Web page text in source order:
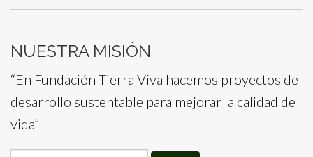
NUESTRA MISIÓN
“En Fundación Tierra Viva hacemos proyectos de
desarrollo sustentable para mejorar la calidad de
vida”